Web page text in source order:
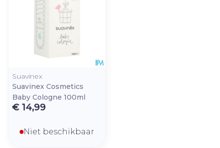
Suavinex
Suavinex Cosmetics
Baby Cologne 100ml
€ 14,99
Niet beschikbaar